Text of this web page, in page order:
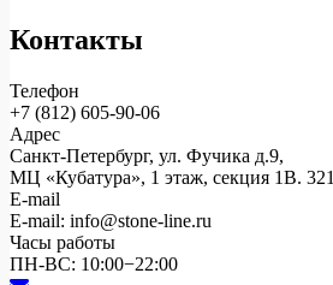
Контакты
Телефон
+7 (812) 605-90-06
Адрес
Санкт-Петербург, ул. Фучика д.9,
МЦ «Кубатура», 1 этаж, секция 1В. 321
E-mail
E-mail: info@stone-line.ru
Часы работы
ПН-ВС: 10:00−22:00